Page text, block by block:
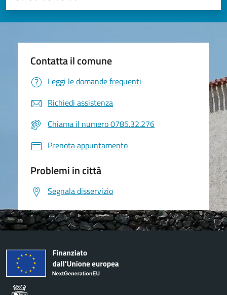
Valuta 5 stelle su 5
Valuta 4 stelle su 5
Valuta 3 stelle su 5
Valuta 2 stelle su 5
Valuta 1 stelle su 5
Contatta il comune
Leggi le domande frequenti
Richiedi assistenza
Chiama il numero 0785.32.276
Prenota appuntamento
Problemi in città
Segnala disservizio